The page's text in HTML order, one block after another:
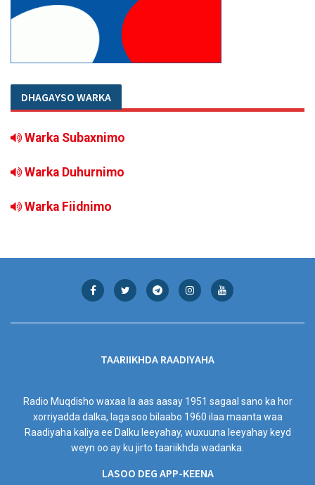
DHAGAYSO WARKA
Warka Subaxnimo
Warka Duhurnimo
Warka Fiidnimo
TAARIIKHDA RAADIYAHA
Radio Muqdisho waxaa la aas aasay 1951 sagaal sano ka hor
xorriyadda dalka, laga soo bilaabo 1960 ilaa maanta waa
Raadiyaha kaliya ee Dalku leeyahay, wuxuuna leeyahay keyd
weyn oo ay ku jirto taariikhda wadanka.
LASOO DEG APP-KEENA